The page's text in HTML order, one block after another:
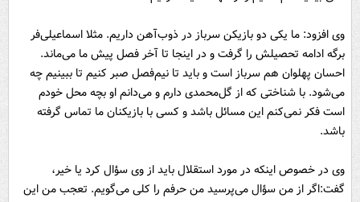
وی افزود: ما یکی دو بازیکن سرباز در ذوب‌آهن داریم. مثلا اسماعیلی‌فر
برگه ادامه تحصیلش را گرفت و در اینجا تا آخر فصل پیش ما می‌ماند.
احسان پهلوان هم سرباز است و باید تا نیم‌فصل صبر کنیم تا ببینیم چه
می‌شود. با شناختی که از گل‌محمدی دارم و می‌دانم او بچه محل خودم
است فکر نمی‌کنم این مسائل باشد و کسی با بازیکنان ما تماس گرفته
باشد.
وی در خصوص اینکه در مورد استقلال باید از وی سؤال کرد یا خیر،
گفت:‌اگر از من سؤال می‌پرسید من حرفم را کلی می‌گویم. تعجب من این